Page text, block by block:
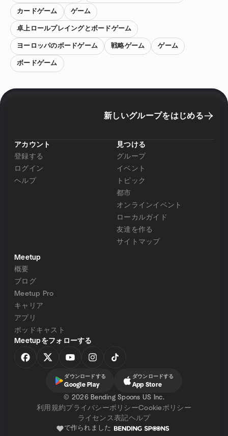
カードゲーム ゲーム
卓上ロールプレイングとボードゲーム
ヨーロッパのボードゲーム 戦略ゲーム ゲーム
ボードゲーム
新しいグループをはじめる
アカウント
登録する
ログイン
ヘルプ
見つける
グループ
イベント
トピック
都市
オンラインイベント
ローカルガイド
友達を作る
サイトマップ
Meetup
概要
ブログ
Meetup Pro
キャリア
アプリ
ポッドキャスト
Meetupをフォローする
ダウンロードする
Google Play
ダウンロードする
App Store
© 2026 Bending Spoons US Inc.
利用規約プライバシーポリシーCookieポリシー
ライセンス表記ヘルプ
で作られました